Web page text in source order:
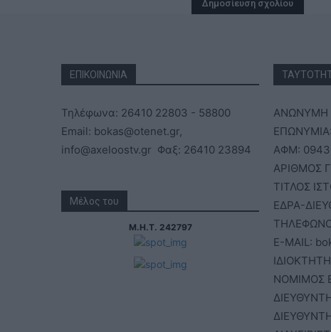
ΕΠΙΚΟΙΝΩΝΙΑ
Τηλέφωνα: 26410 22803 - 58800
Email: bokas@otenet.gr,
info@axeloostv.gr Φαξ: 26410 23894
Μέλος του
Μ.Η.Τ. 242797
ΑΝΩΝΥΜΗ
ΑΦΜ:
ΑΡΙΘΜΟΣ
ΤΙΤΛΟΣ
ΕΔΡΑ-
E-MAIL:
ΝΟΜΙΜΟΣ